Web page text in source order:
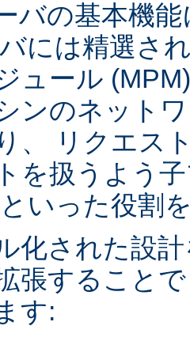
バの基本機
には精選さ
ュール
ンのネット
、 リクエス
を扱うよう
いった役割
化された設
張すること
す: